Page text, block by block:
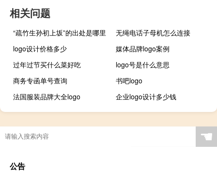
相关问题
“疏竹生孙初上坂”的出处是哪里
无绳电话子母机怎么连接
logo设计价格多少
媒体品牌logo案例
过年过节买什么菜好吃
logo号是什么意思
商务专函单号查询
书吧logo
法国服装品牌大全logo
企业logo设计多少钱
☚
公告